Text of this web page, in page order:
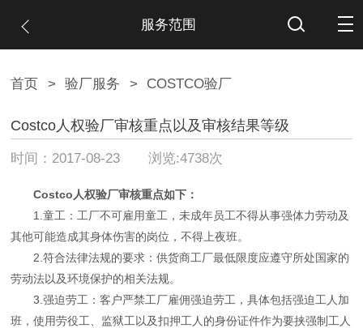
服务范围
首页 > 验厂服务 > COSTCO验厂
Costco人权验厂审核重点以及审核结果等级
时间：2017-08-23 浏览:4738次
Costco人权验厂审核重点如下：
1.童工：工厂不可雇用童工，未成年员工不得从事强体力劳动及
其他可能造成其身体伤害的岗位，不得上夜班。
2.符合法律法规的要求：供货商工厂最低限度应遵守所处国家的
劳动法以及环境保护的相关法规。
3.强迫劳工：客户严禁工厂雇佣强迫劳工，具体包括强迫工人加
班，使用劳役工、监狱工以及扣押工人的身份证件作为要挟强制工人